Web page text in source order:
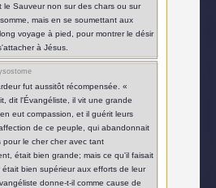
le Sauveur non sur des chars ou sur
mais en se soumettant aux
voyage à pied, pour montrer le désir
à Jésus.
fut aussitôt récompensée. «
dit l'Évangéliste, il vit une grande
eut compassion, et il guérit leurs
de ce peuple, qui abandonnait
pour le cher cher avec tant
était bien grande; mais ce qu'il faisait
était bien supérieur aux efforts de leur
donne-t-il comme cause de